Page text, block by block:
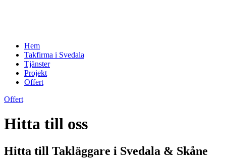
Hem
Takfirma i Svedala
Tjänster
Projekt
Offert
Offert
Hitta till oss
Hitta till Takläggare i Svedala & Skåne